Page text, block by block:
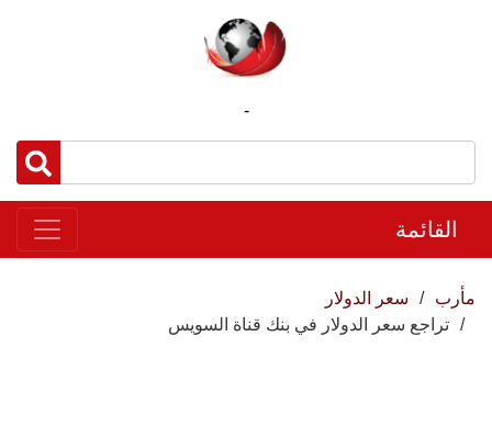
-
القائمة
مأرب
سعر الدولار
تراجع سعر الدولار في بنك قناة السويس